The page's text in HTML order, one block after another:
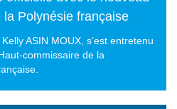
Polynésie française
ASIN MOUX, s’est entretenu
commissaire de la